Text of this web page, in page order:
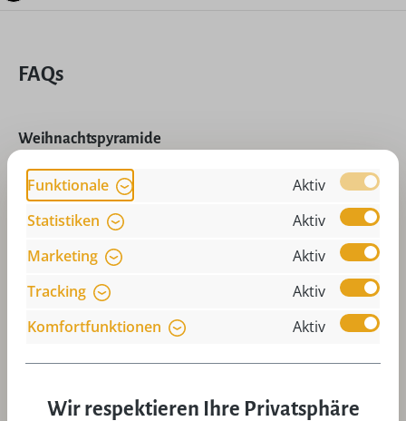
FAQs
Weihnachtspyramide
Teelichtpyramide dreht sich nicht? Was
muss ich tun?
Wie sollte der Standort der
Weihnachtspyramide sein? Auf was muss
Funktionale
Aktiv
Statistiken
Aktiv
Marketing
Aktiv
Tracking
Aktiv
Komfortfunktionen
Aktiv
Wir respektieren Ihre Privatsphäre